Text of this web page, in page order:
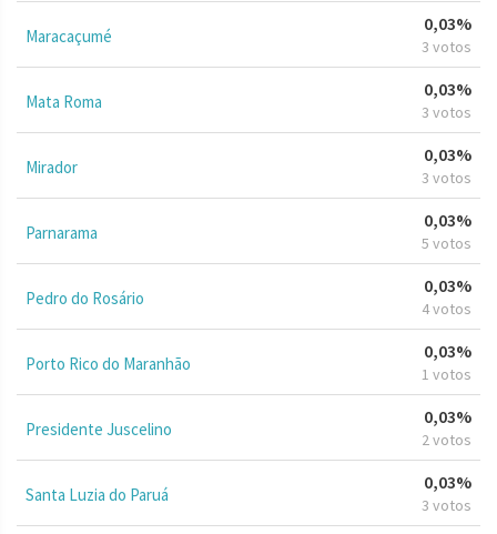
Maracaçumé
0,03%
3 votos
Mata Roma
0,03%
3 votos
Mirador
0,03%
3 votos
Parnarama
0,03%
5 votos
Pedro do Rosário
0,03%
4 votos
Porto Rico do Maranhão
0,03%
1 votos
Presidente Juscelino
0,03%
2 votos
Santa Luzia do Paruá
0,03%
3 votos